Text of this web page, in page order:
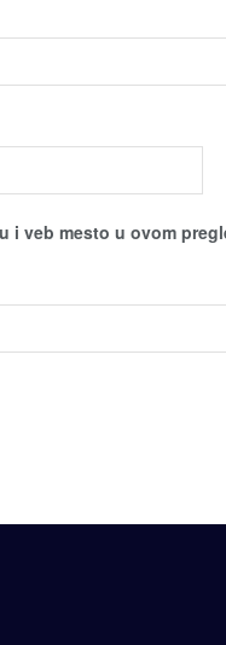
i veb mesto u ovom